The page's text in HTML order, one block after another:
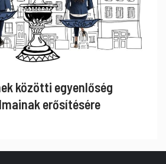
közötti egyenlőség
erősítésére